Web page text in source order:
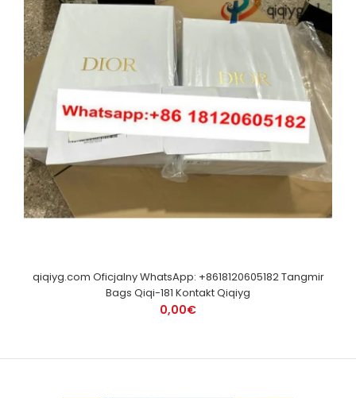
qiqiyg.com Oficjalny WhatsApp: +8618120605182 Tangmir
Bags Qiqi-181 Kontakt Qiqiyg
0,00€